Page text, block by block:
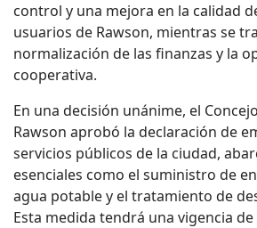
control y una mejora en la calidad
usuarios de Rawson, mientras se
normalización de las finanzas y la
cooperativa.
En una decisión unánime, el
Rawson aprobó la declaración de
servicios públicos de la ciudad,
esenciales como el suministro de
agua potable y el tratamiento de
Esta medida tendrá una vigencia de